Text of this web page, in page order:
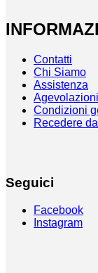
Contatti
Chi Siamo
Assistenza
Condizioni
Recedere
Seguici
Facebook
Instagram